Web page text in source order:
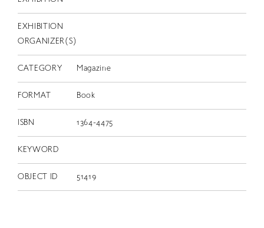
EXHIBITION
ORGANIZER(S)
CATEGORY Magazine
FORMAT Book
ISBN 1364-4475
KEYWORD
OBJECT ID 51419